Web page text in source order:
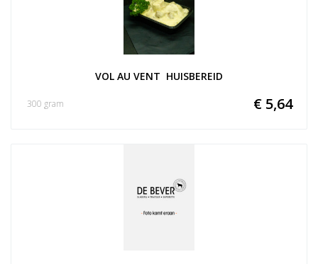
VOL AU VENT  HUISBEREID
€ 5,64
300 gram